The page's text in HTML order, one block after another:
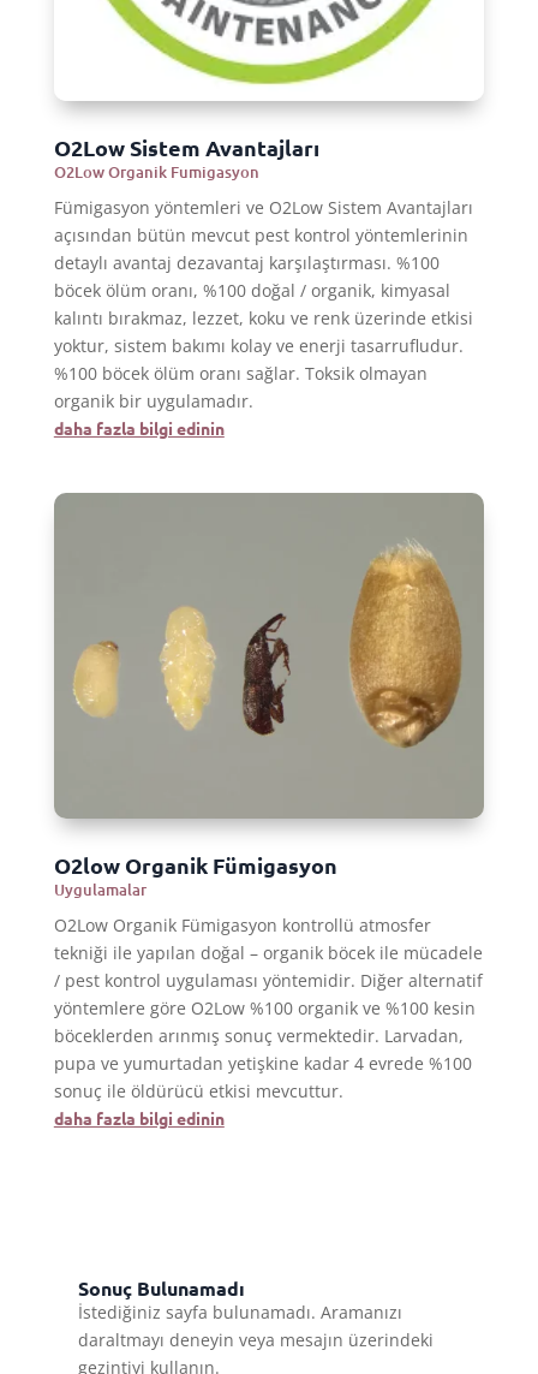
O2Low Sistem Avantajları
O2Low Organik Fumigasyon
Fümigasyon yöntemleri ve O2Low Sistem Avantajları
açısından bütün mevcut pest kontrol yöntemlerinin
detaylı avantaj dezavantaj karşılaştırması. %100
böcek ölüm oranı, %100 doğal / organik, kimyasal
kalıntı bırakmaz, lezzet, koku ve renk üzerinde etkisi
yoktur, sistem bakımı kolay ve enerji tasarrufludur.
%100 böcek ölüm oranı sağlar. Toksik olmayan
organik bir uygulamadır.
daha fazla bilgi edinin
O2low Organik Fümigasyon
Uygulamalar
O2Low Organik Fümigasyon kontrollü atmosfer
tekniği ile yapılan doğal – organik böcek ile mücadele
/ pest kontrol uygulaması yöntemidir. Diğer alternatif
yöntemlere göre O2Low %100 organik ve %100 kesin
böceklerden arınmış sonuç vermektedir. Larvadan,
pupa ve yumurtadan yetişkine kadar 4 evrede %100
sonuç ile öldürücü etkisi mevcuttur.
daha fazla bilgi edinin
Sonuç Bulunamadı
İstediğiniz sayfa bulunamadı. Aramanızı
daraltmayı deneyin veya mesajın üzerindeki
gezintiyi kullanın.